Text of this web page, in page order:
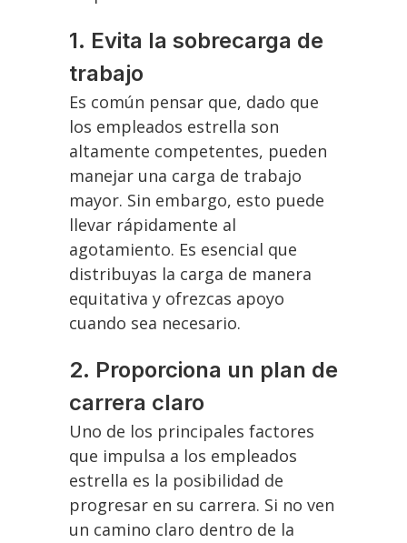
1. Evita la sobrecarga de
trabajo
Es común pensar que, dado que
los empleados estrella son
altamente competentes, pueden
manejar una carga de trabajo
mayor. Sin embargo, esto puede
llevar rápidamente al
agotamiento. Es esencial que
distribuyas la carga de manera
equitativa y ofrezcas apoyo
cuando sea necesario.
2. Proporciona un plan de
carrera claro
Uno de los principales factores
que impulsa a los empleados
estrella es la posibilidad de
progresar en su carrera. Si no ven
un camino claro dentro de la